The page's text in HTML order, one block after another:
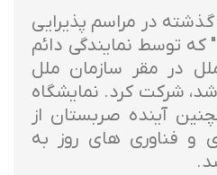
در مراسم پذیرایی
که توسط نمایندگی دائم
در مقر سازمان ملل
شد، شرکت کرد. نمایشگاه
2027 و همچنین آینده صربستان از
و فناوری های روز به